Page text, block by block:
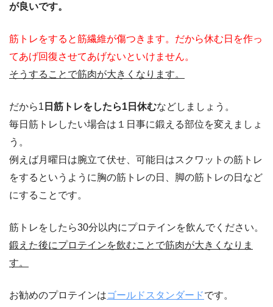
が良いです。
筋トレをすると筋繊維が傷つきます。だから休む日を作っ
てあげ回復させてあげないといけません。
そうすることで筋肉が大きくなります。
だから1 日筋トレをしたら1日休むなどしましょう。
毎日筋トレしたい場合は１日事に鍛える部位を変えましょ
う。
例えば月曜日は腕立て伏せ、可能日はスクワットの筋トレ
をするというように胸の筋トレの日、脚の筋トレの日など
にすることです。
筋トレをしたら30分以内にプロテインを飲んでください。
鍛えた後にプロテインを飲むことで筋肉が大きくなりま
す。
お勧めのプロテインはゴールドスタンダードです。